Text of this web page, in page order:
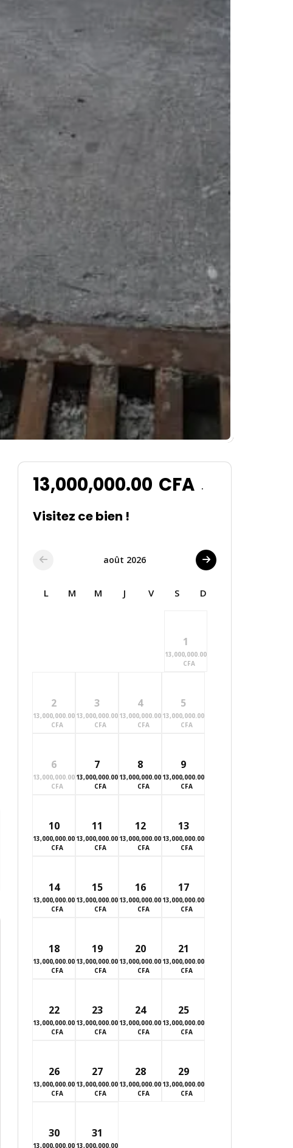
13,000,000.00 CFA .
Visitez ce bien !
août 2026
L M M J V S D
1
13,000,000.00
CFA
2
13,000,000.00
CFA
3
13,000,000.00
CFA
4
13,000,000.00
CFA
5
13,000,000.00
CFA
6
13,000,000.00
CFA
7
13,000,000.00
CFA
8
13,000,000.00
CFA
9
13,000,000.00
CFA
10
13,000,000.00
CFA
11
13,000,000.00
CFA
12
13,000,000.00
CFA
13
13,000,000.00
CFA
14
13,000,000.00
CFA
15
13,000,000.00
CFA
16
13,000,000.00
CFA
17
13,000,000.00
CFA
18
13,000,000.00
CFA
19
13,000,000.00
CFA
20
13,000,000.00
CFA
21
13,000,000.00
CFA
22
13,000,000.00
CFA
23
13,000,000.00
CFA
24
13,000,000.00
CFA
25
13,000,000.00
CFA
26
13,000,000.00
CFA
27
13,000,000.00
CFA
28
13,000,000.00
CFA
29
13,000,000.00
CFA
30
13,000,000.00
31
13,000,000.00